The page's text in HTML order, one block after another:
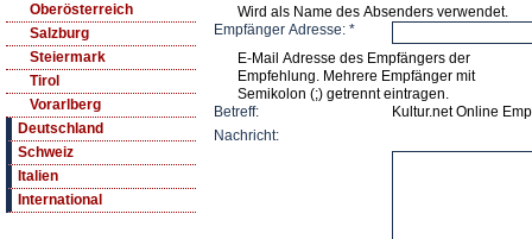
Oberösterreich
Salzburg
Steiermark
Tirol
Vorarlberg
Deutschland
Schweiz
Italien
International
Wird als Name des Absenders verwendet.
Empfänger Adresse: *
E-Mail Adresse des Empfängers der
Empfehlung. Mehrere Empfänger mit
Semikolon (;) getrennt eintragen.
Betreff:
Kultur.net Online
Nachricht: